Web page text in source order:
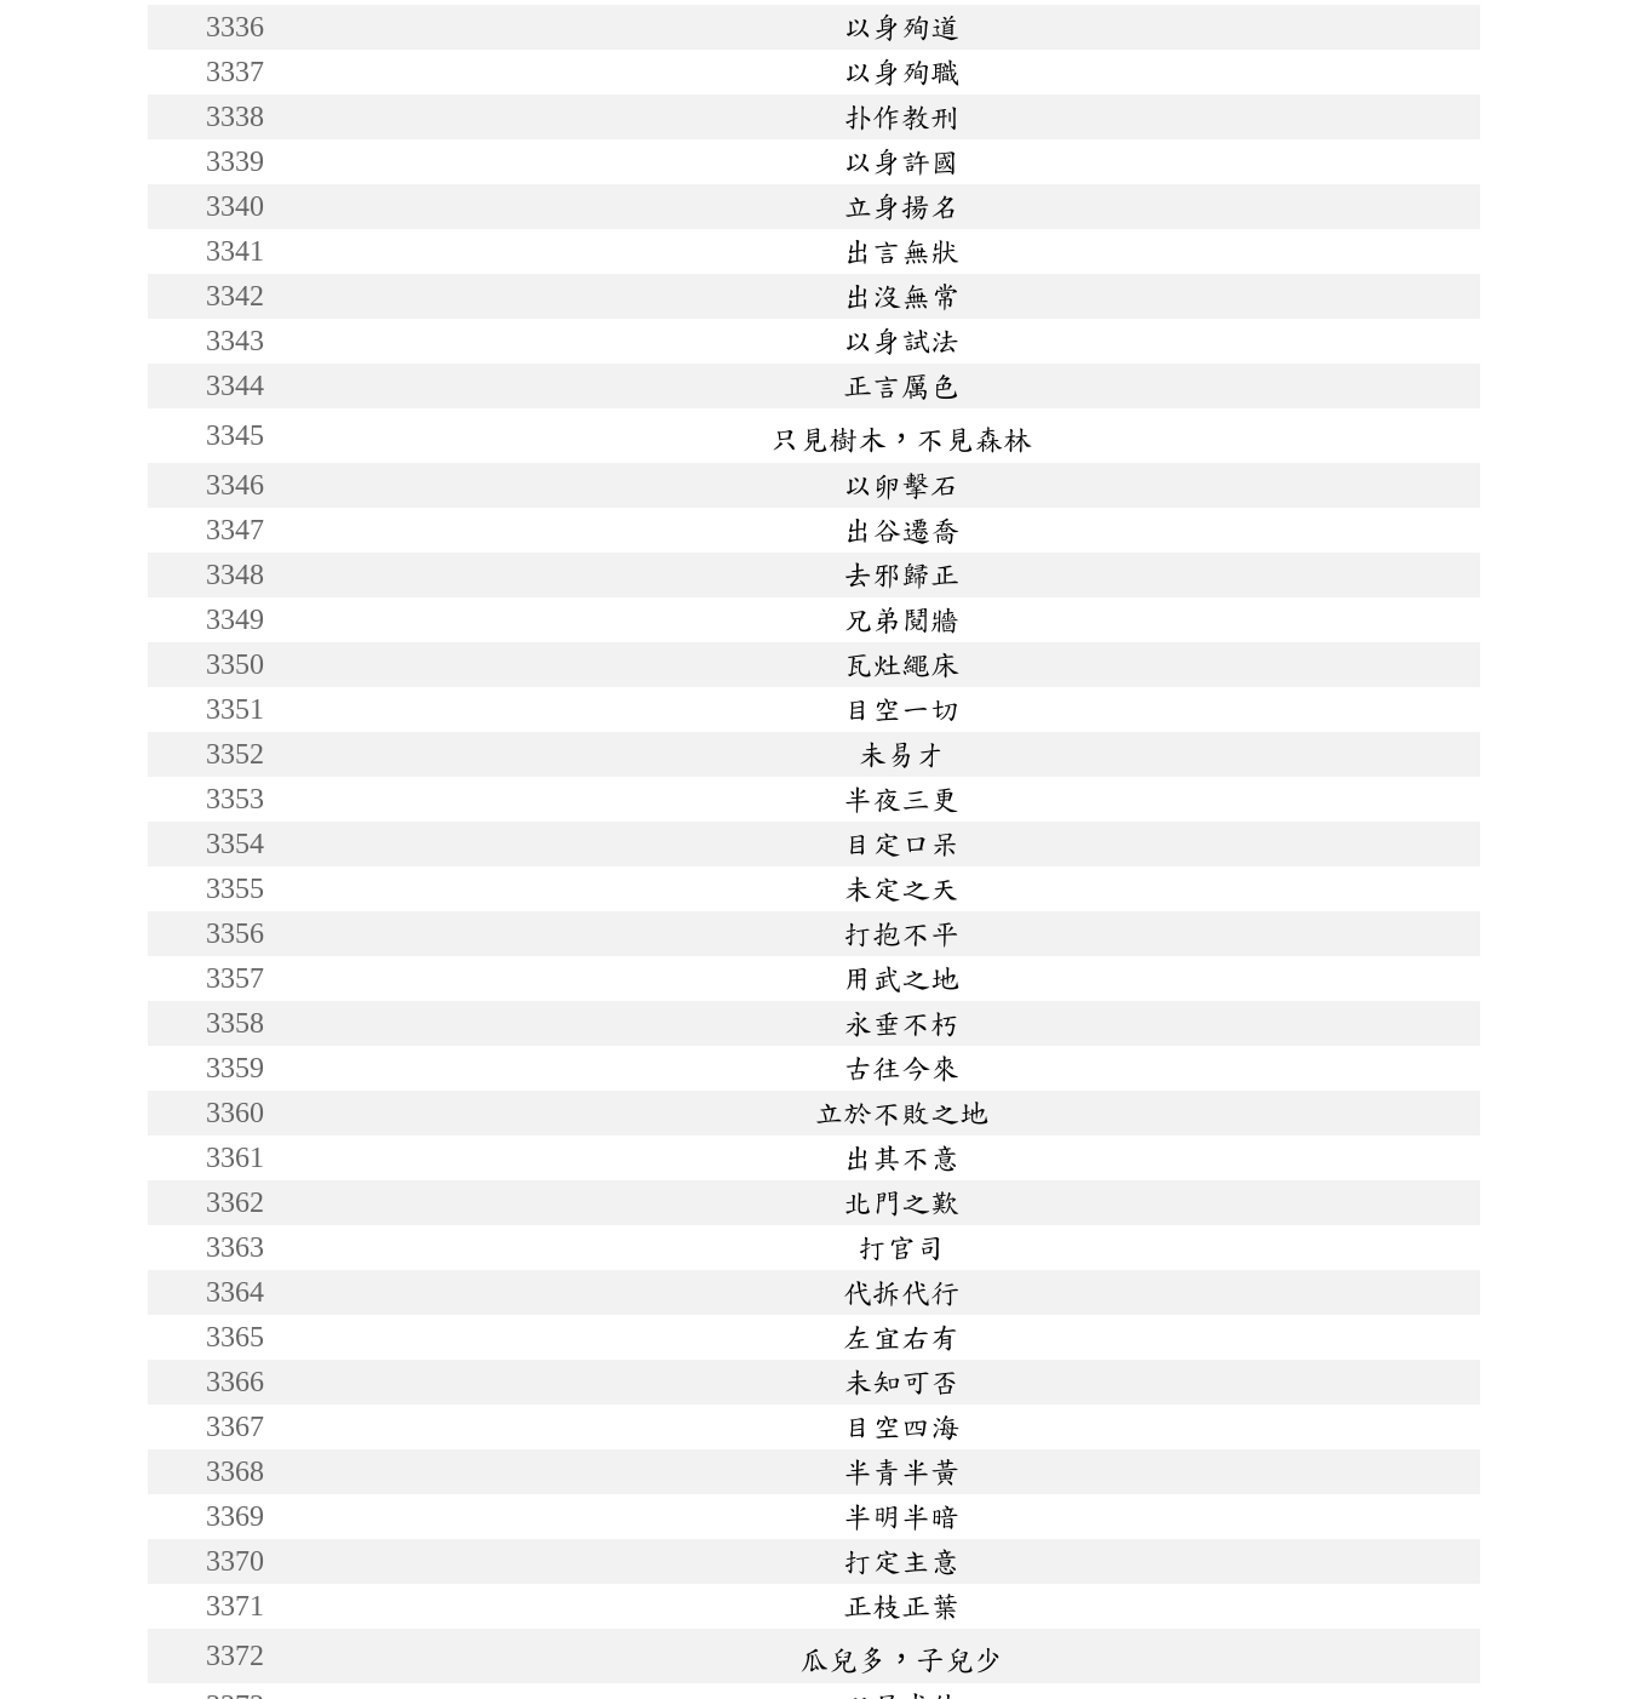
3336
以身殉道
3337
以身殉職
3338
扑作教刑
3339
以身許國
3340
立身揚名
3341
出言無狀
3342
出沒無常
3343
以身試法
3344
正言厲色
3345
只見樹木，不見森林
3346
以卵擊石
3347
出谷遷喬
3348
去邪歸正
3349
兄弟鬩牆
3350
瓦灶繩床
3351
目空一切
3352
未易才
3353
半夜三更
3354
目定口呆
3355
未定之天
3356
打抱不平
3357
用武之地
3358
永垂不朽
3359
古往今來
3360
立於不敗之地
3361
出其不意
3362
北門之歎
3363
打官司
3364
代拆代行
3365
左宜右有
3366
未知可否
3367
目空四海
3368
半青半黃
3369
半明半暗
3370
打定主意
3371
正枝正葉
3372
瓜兒多，子兒少